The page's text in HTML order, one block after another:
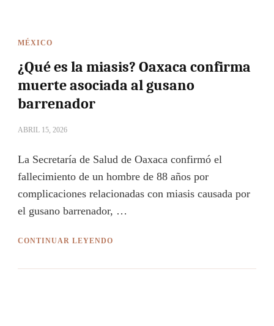
MÉXICO
¿Qué es la miasis? Oaxaca confirma
muerte asociada al gusano
barrenador
ABRIL 15, 2026
La Secretaría de Salud de Oaxaca confirmó el
fallecimiento de un hombre de 88 años por
complicaciones relacionadas con miasis causada por
el gusano barrenador, …
CONTINUAR LEYENDO